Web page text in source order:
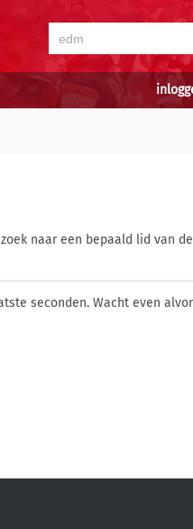
naar een bepaald lid van
seconden. Wacht even